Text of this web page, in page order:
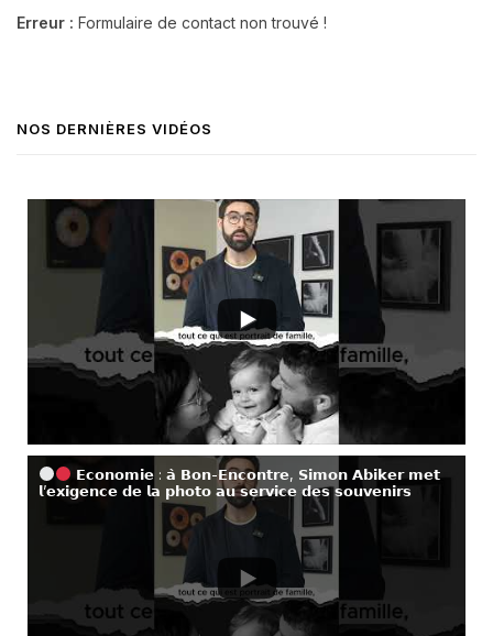
Erreur : Formulaire de contact non trouvé !
NOS DERNIÈRES VIDÉOS
𝗘𝗰𝗼𝗻𝗼𝗺𝗶𝗲 : 𝗮̀ 𝗕𝗼𝗻-𝗘𝗻𝗰𝗼𝗻𝘁𝗿𝗲, 𝗦𝗶𝗺𝗼𝗻 𝗔𝗯𝗶𝗸𝗲𝗿 𝗺𝗲𝘁
𝗹’𝗲𝘅𝗶𝗴𝗲𝗻𝗰𝗲 𝗱𝗲 𝗹𝗮 𝗽𝗵𝗼𝘁𝗼 𝗮𝘂 𝘀𝗲𝗿𝘃𝗶𝗰𝗲 𝗱𝗲𝘀 𝘀𝗼𝘂𝘃𝗲𝗻𝗶𝗿𝘀